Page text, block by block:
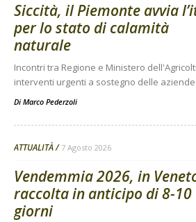
Siccità, il Piemonte avvia
per lo stato di calamità
naturale
Incontri tra Regione e Ministero
interventi urgenti a sostegno delle
Di Marco Pederzoli
ATTUALITÀ 7 Agosto 2026
Vendemmia 2026, in
raccolta in anticipo di 8-10
giorni